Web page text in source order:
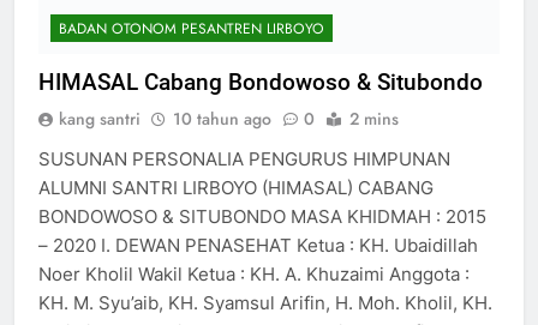
BADAN OTONOM PESANTREN LIRBOYO
HIMASAL Cabang Bondowoso & Situbondo
kang santri 10 tahun ago 0 2 mins
SUSUNAN PERSONALIA PENGURUS HIMPUNAN
ALUMNI SANTRI LIRBOYO (HIMASAL) CABANG
BONDOWOSO & SITUBONDO MASA KHIDMAH : 2015
– 2020 I. DEWAN PENASEHAT Ketua : KH. Ubaidillah
Noer Kholil Wakil Ketua : KH. A. Khuzaimi Anggota :
KH. M. Syu’aib, KH. Syamsul Arifin, H. Moh. Kholil, KH.